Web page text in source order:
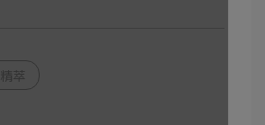
精萃